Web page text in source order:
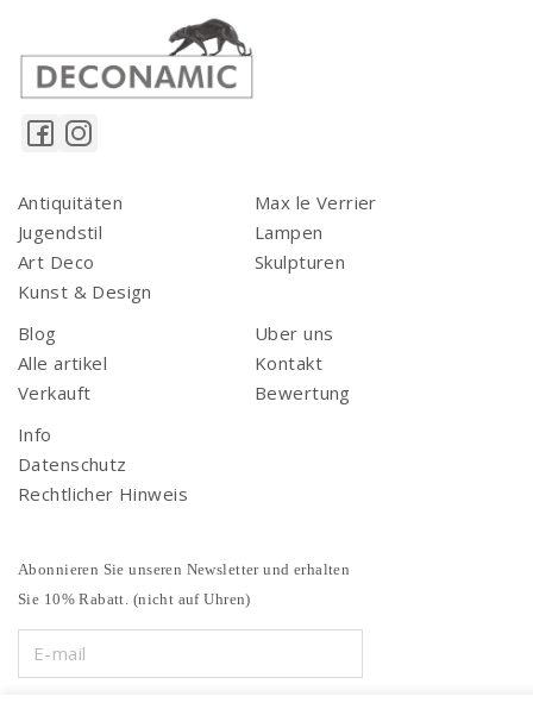
Antiquitäten
Jugendstil
Art Deco
Kunst & Design
Max le Verrier
Lampen
Skulpturen
Blog
Alle artikel
Verkauft
Uber uns
Kontakt
Bewertung
Info
Datenschutz
Rechtlicher Hinweis
Abonnieren Sie unseren Newsletter und erhalten
Sie 10% Rabatt. (nicht auf Uhren)